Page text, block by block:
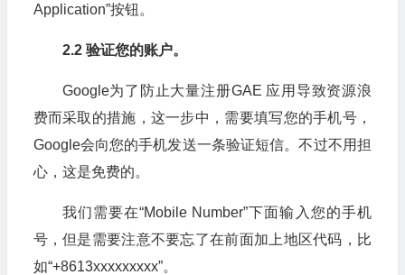
Application”按钮。
2.2 验证您的账户。
Google为了防止大量注册GAE 应用导致资源浪
费而采取的措施，这一步中，需要填写您的手机号，
Google会向您的手机发送一条验证短信。不过不用担
心，这是免费的。
我们需要在“Mobile Number”下面输入您的手机
号，但是需要注意不要忘了在前面加上地区代码，比
如“+8613xxxxxxxxx”。